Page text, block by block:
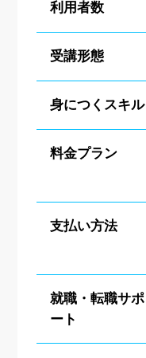
利用者数
受講形態
身につくスキル
料金プラン
支払い方法
就職・転職サポ
ート